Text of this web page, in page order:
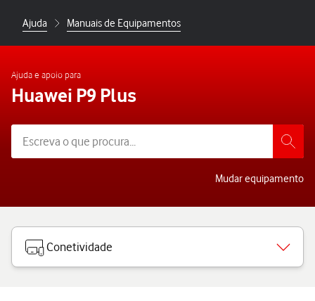
Ajuda Manuais de Equipamentos
Ajuda e apoio para
Huawei P9 Plus
Mudar equipamento
Conetividade